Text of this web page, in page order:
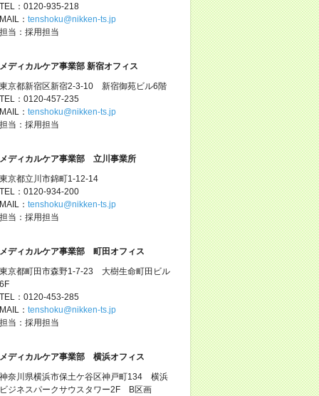
：0120-935-218
： tenshoku@nikken-ts.jp
当：採用担当
ディカルケア事業部 新宿オフィス
京都新宿区新宿2-3-10 新宿御苑ビル6階
：0120-457-235
： tenshoku@nikken-ts.jp
当：採用担当
ディカルケア事業部 立川事業所
京都立川市錦町1-12-14
：0120-934-200
： tenshoku@nikken-ts.jp
当：採用担当
ディカルケア事業部 町田オフィス
京都町田市森野1-7-23 大樹生命町田ビル
：0120-453-285
： tenshoku@nikken-ts.jp
当：採用担当
ディカルケア事業部 横浜オフィス
奈川県横浜市保土ケ谷区神戸町134 横浜
ジネスパークサウスタワー2F B区画